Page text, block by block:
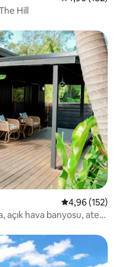
Hill
arasında
5 üzerinden
4,96 (152)
açık hava banyosu, ateş